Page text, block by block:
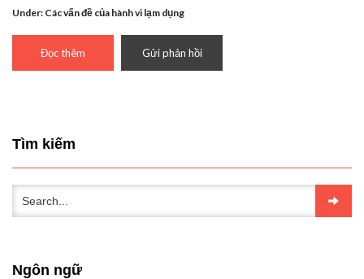
Under: Các vấn đề của hành vi lạm dụng
Đọc thêm Gửi phản hồi
Tìm kiếm
Ngôn ngữ